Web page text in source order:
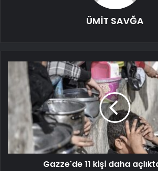
ÜMİT SAVĞA
Gazze'de 11 kişi daha